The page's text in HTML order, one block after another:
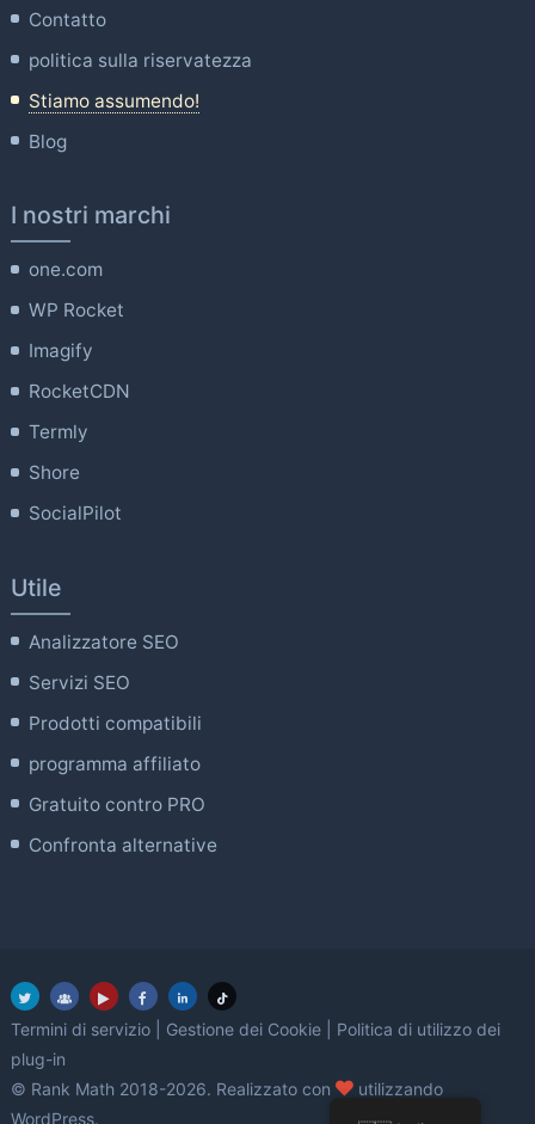
Contatto
politica sulla riservatezza
Stiamo assumendo!
Blog
I nostri marchi
one.com
WP Rocket
Imagify
RocketCDN
Termly
Shore
SocialPilot
Utile
Analizzatore SEO
Servizi SEO
Prodotti compatibili
programma affiliato
Gratuito contro PRO
Confronta alternative
Termini di servizio Gestione dei Cookie
Politica di utilizzo dei
plug-in
© Rank Math 2018-2026. Realizzato con
amore
utilizzando
WordPress.